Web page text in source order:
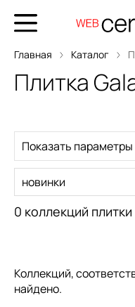
Главная Каталог
Плитка
Показать параметры
0 коллекций плитки
новинки
Коллекций,
найдено.